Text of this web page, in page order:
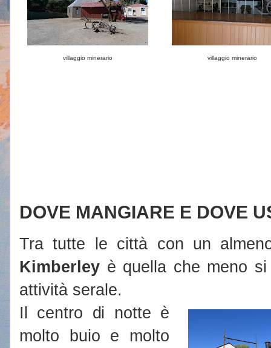
villaggio minerario villaggio minerario
DOVE MANGIARE E DOVE
Tra tutte le città con un
Kimberley è quella che meno
attività serale.
Il centro di notte è
molto buio e molto